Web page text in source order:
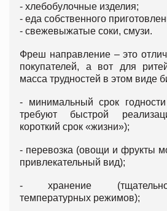
- хлебобулочные изделия;
- еда собственного
- свежевыжатые соки, смузи.
Фреш направление – это
покупателей, а вот для
масса трудностей в этом виде
- минимальный срок
требуют быстрой
короткий срок «жизни»);
- перевозка (овощи и фрукты
привлекательный вид);
- хранение
температурных режимов);